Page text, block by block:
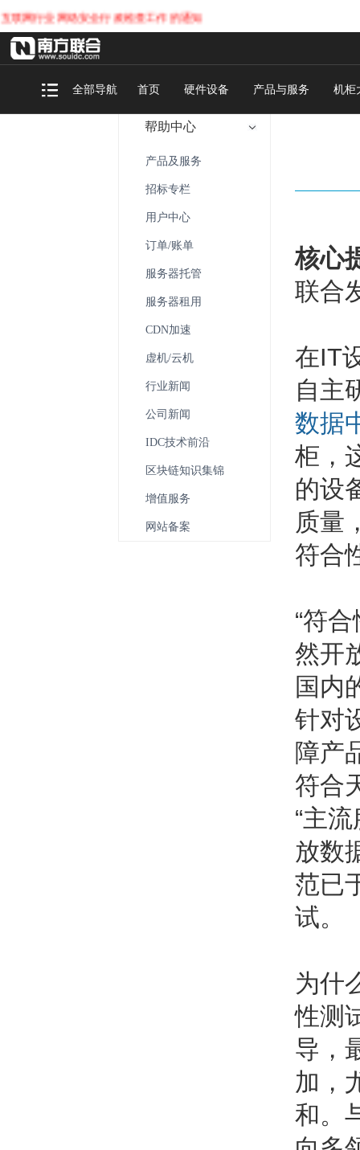
网络安全行政检查工作的通知
全部导航 首页 硬件设备 产品与服务 机柜
帮助中心
产品及服务
招标专栏
用户中心
订单/账单
服务器托管
服务器租用
CDN加速
虚机/云机
行业新闻
公司新闻
IDC技术前沿
区块链知识集锦
增值服务
网站备案
核心
联合
在IT
自主
数据
柜，
的设
质量
符合
“符
然开
国内
针对
障产
符合
“主
放数
范已
试。
为什
性测
导，
加，
和。